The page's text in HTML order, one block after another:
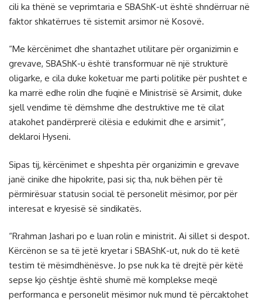
cili ka thënë se veprimtaria e SBAShK-ut është shndërruar në
faktor shkatërrues të sistemit arsimor në Kosovë.
“Me kërcënimet dhe shantazhet utilitare për organizimin e
grevave, SBAShK-u është transformuar në një strukturë
oligarke, e cila duke koketuar me parti politike për pushtet e
ka marrë edhe rolin dhe fuqinë e Ministrisë së Arsimit, duke
sjell vendime të dëmshme dhe destruktive me të cilat
atakohet pandërprerë cilësia e edukimit dhe e arsimit”,
deklaroi Hyseni.
Sipas tij, kërcënimet e shpeshta për organizimin e grevave
janë cinike dhe hipokrite, pasi siç tha, nuk bëhen për të
përmirësuar statusin social të personelit mësimor, por për
interesat e kryesisë së sindikatës.
“Rrahman Jashari po e luan rolin e ministrit. Ai sillet si despot.
Kërcënon se sa të jetë kryetar i SBAShK-ut, nuk do të ketë
testim të mësimdhënësve. Jo pse nuk ka të drejtë për këtë
sepse kjo çështje është shumë më komplekse meqë
performanca e personelit mësimor nuk mund të përcaktohet